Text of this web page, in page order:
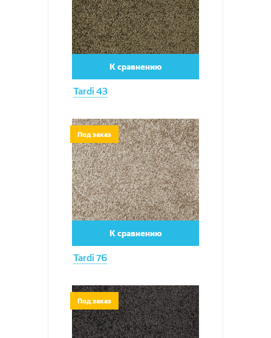
Tardi 43
К сравнению
Tardi 76
Под заказ Увеличить
К сравнению
Под заказ Увеличить